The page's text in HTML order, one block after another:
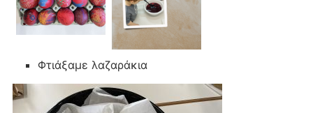
Φτιάξαμε λαζαράκια